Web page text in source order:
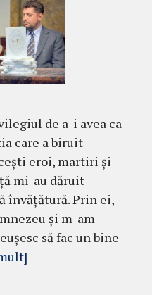
de a-i avea ca
care a biruit
eroi, martiri și
mi-au dăruit
învățătură. Prin ei,
și m-am
să fac un bine